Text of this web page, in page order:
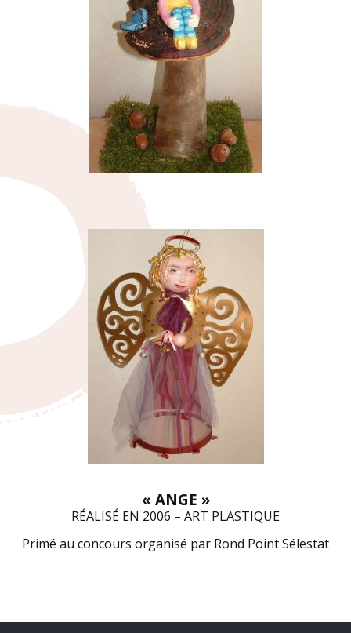
« ANGE »
RÉALISÉ EN 2006 – ART PLASTIQUE
Primé au concours organisé par Rond Point Sélestat